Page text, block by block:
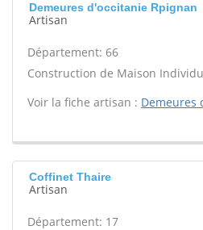
Demeures d'occitanie Rpignan
Artisan
Département: 66
Construction de Maison
Voir la fiche artisan : Demeures
Coffinet Thaire
Artisan
Département: 17